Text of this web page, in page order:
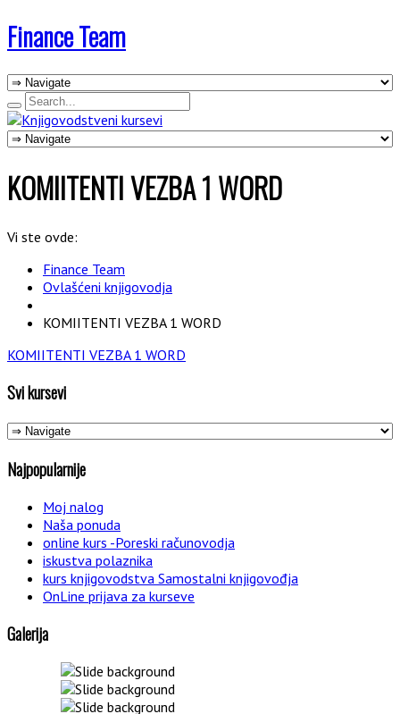
Finance Team
KOMIITENTI VEZBA 1 WORD
Vi ste ovde:
Finance Team
Ovlašćeni knjigovodja
KOMIITENTI VEZBA 1 WORD
KOMIITENTI VEZBA 1 WORD
Svi kursevi
Najpopularnije
Moj nalog
Naša ponuda
online kurs -Poreski računovodja
iskustva polaznika
kurs knjigovodstva Samostalni knjigovođja
OnLine prijava za kurseve
Galerija